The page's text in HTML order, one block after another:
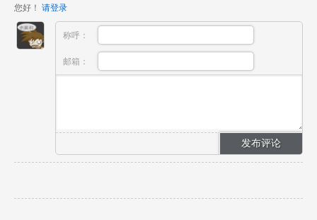
您好！ 请登录
称呼：
邮箱：